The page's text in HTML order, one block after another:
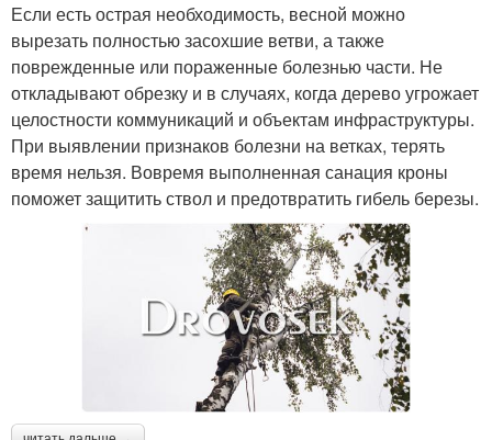
Если есть острая необходимость, весной можно
вырезать полностью засохшие ветви, а также
поврежденные или пораженные болезнью части. Не
откладывают обрезку и в случаях, когда дерево угрожает
целостности коммуникаций и объектам инфраструктуры.
При выявлении признаков болезни на ветках, терять
время нельзя. Вовремя выполненная санация кроны
поможет защитить ствол и предотвратить гибель березы.